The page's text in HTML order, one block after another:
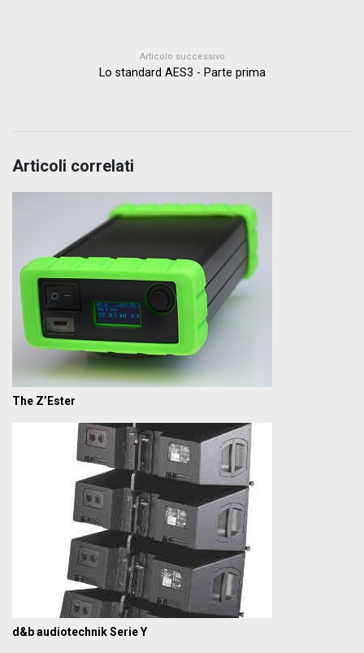
Articolo successivo
Lo standard AES3 - Parte prima
Articoli correlati
The Z’Ester
d&b audiotechnik Serie Y